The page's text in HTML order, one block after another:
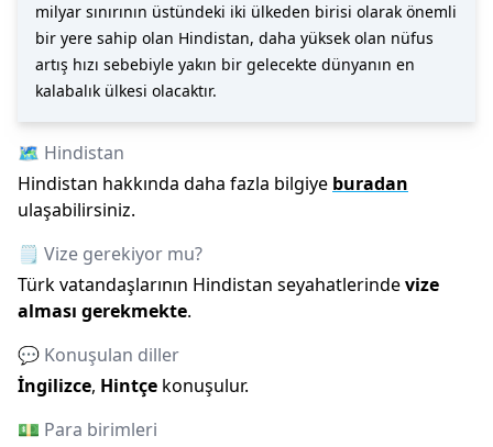
milyar sınırının üstündeki iki ülkeden birisi olarak önemli
bir yere sahip olan Hindistan, daha yüksek olan nüfus
artış hızı sebebiyle yakın bir gelecekte dünyanın en
kalabalık ülkesi olacaktır.
🗺️ Hindistan
Hindistan hakkında daha fazla bilgiye buradan
ulaşabilirsiniz.
🗒️ Vize gerekiyor mu?
Türk vatandaşlarının Hindistan seyahatlerindevize
alması gerekmekte.
💬 Konuşulan diller
İngilizce, Hintçe konuşulur.
💵 Para birimleri